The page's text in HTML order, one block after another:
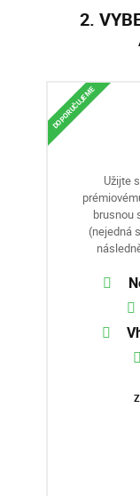
2.
DOPORUČUJEME
Užijte
brusnou
(nejedná